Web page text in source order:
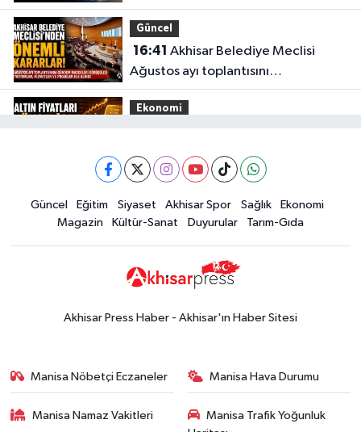
aşıldı
Güncel
16:41
Ağustos ayı toplantısını
gerçekleştirdi
Ekonomi
15:02Akhisar'da sıcak hava etkisini
sürdürüyor! İşte 5 günlük hava
Güncel
14:53
Güncel Eğitim Siyaset Akhisar Spor Sağlık
Ekonomi
Magazin
Kültür-Sanat Duyurular Tarım-Gıda
Akhisar Press Haber - Akhisar'ın Haber Sitesi
Manisa Nöbetçi Eczaneler Manisa Hava Durumu
Manisa Namaz Vakitleri
Manisa Trafik Yoğunluk